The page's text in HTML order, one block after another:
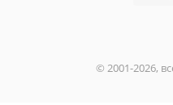
© 2001-2026,